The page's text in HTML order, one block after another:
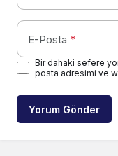
E-Posta *
Bir dahaki sefere
posta adresimi ve
Yorum Gönder